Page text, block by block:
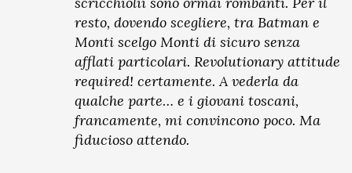
resto, dovendo scegliere, tra Batman e
Monti scelgo Monti di sicuro senza
afflati particolari. Revolutionary attitude
required! certamente. A vederla da
qualche parte… e i giovani toscani,
francamente, mi convincono poco. Ma
fiducioso attendo.